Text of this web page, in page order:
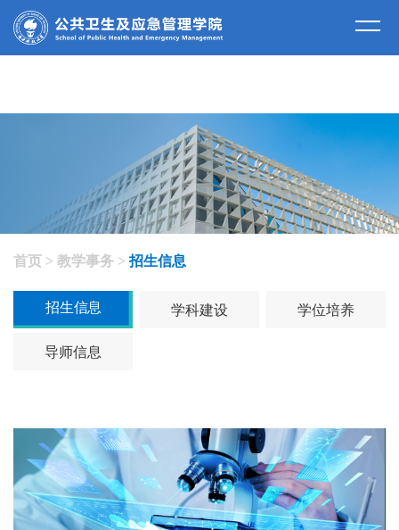
教学事务
首页 > 教学事务 > 招生信息
招生信息 学科建设 学位培养
导师信息